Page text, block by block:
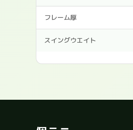
フレーム厚
スイングウエイト